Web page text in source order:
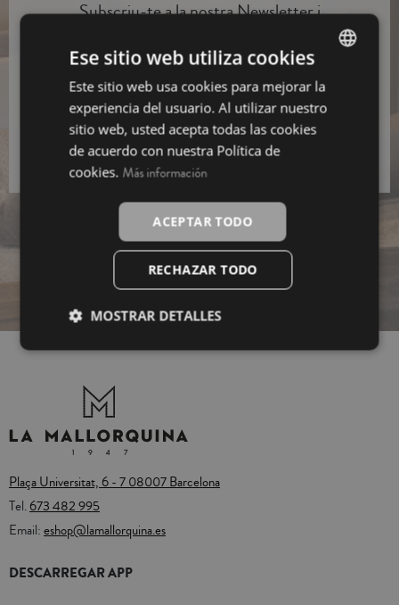
Subscriu-te a la nostra Newsletter i
He llegit i accepto la informació bàsica sobre el
tractament de dades.
Plaça Universitat, 6 - 7 08007 Barcelona
Tel.673 482 995
Email:eshop@lamallorquina.es
DESCARREGAR APP
SPANISH
INGLÉS
Ese sitio web utiliza cookies
Este sitio web usa cookies para mejorar la
experiencia del usuario. Al utilizar nuestro
sitio web, usted acepta todas las cookies
de acuerdo con nuestra Política de
cookies. Más información
ACEPTAR TODO
RECHAZAR TODO
MOSTRAR DETALLES